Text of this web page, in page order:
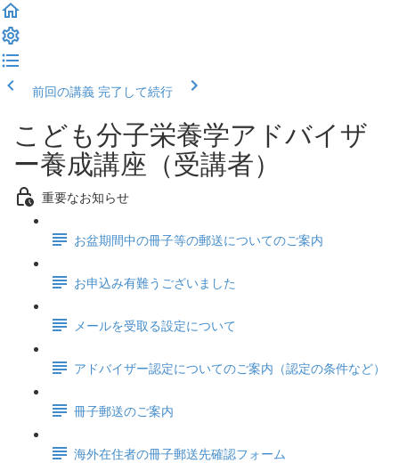
前回の講義 完了して続行
こども分子栄養学アドバイザ
ー養成講座（受講者）
重要なお知らせ
お盆期間中の冊子等の郵送についてのご案内
お申込み有難うございました
メールを受取る設定について
アドバイザー認定についてのご案内（認定の条件など）
冊子郵送のご案内
海外在住者の冊子郵送先確認フォーム